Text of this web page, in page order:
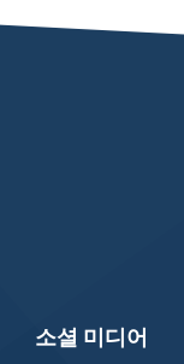
소셜 미디어